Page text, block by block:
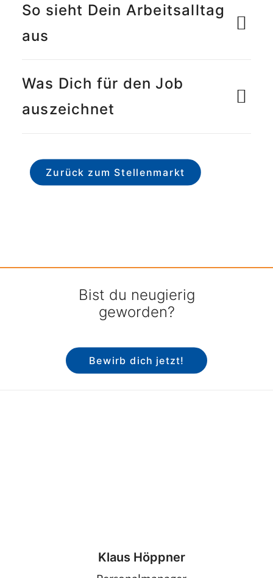
So sieht Dein Arbeitsalltag
aus
Was Dich für den Job
auszeichnet
Zurück zum Stellenmarkt
Bist du neugierig
geworden?
Bewirb dich jetzt!
Klaus Höppner